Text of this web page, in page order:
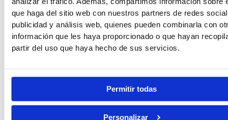
que haga del sitio web con nuestros partners de redes
publicidad y análisis web, quienes pueden combinarla con
información que les haya proporcionado o que hayan
partir del uso que haya hecho de sus servicios.
Permitir todas
Personalizar
Tropa y marinería
SAE informa: nueva convocatoria del
proceso de selección para ingreso en los
centros docentes militares de formación
para incorporarse a las escalas de tropa y
marinería
Ver Noticia